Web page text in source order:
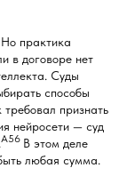
практика
в договоре нет
Суды
способы
признать
нейросети — суд
А56 В этом деле
любая сумма.